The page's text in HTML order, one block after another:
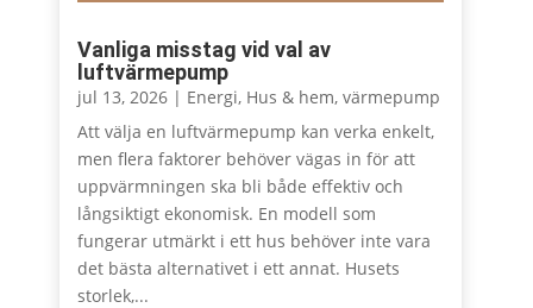
Vanliga misstag vid val av
luftvärmepump
jul 13, 2026| Energi, Hus & hem, värmepump
Att välja en luftvärmepump kan verka enkelt,
men flera faktorer behöver vägas in för att
uppvärmningen ska bli både effektiv och
långsiktigt ekonomisk. En modell som
fungerar utmärkt i ett hus behöver inte vara
det bästa alternativet i ett annat. Husets
storlek,...